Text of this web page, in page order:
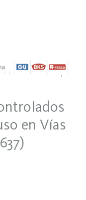
en Vías